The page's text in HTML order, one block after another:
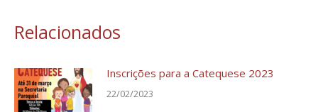
Relacionados
Inscrições para a Catequese 2023
22/02/2023